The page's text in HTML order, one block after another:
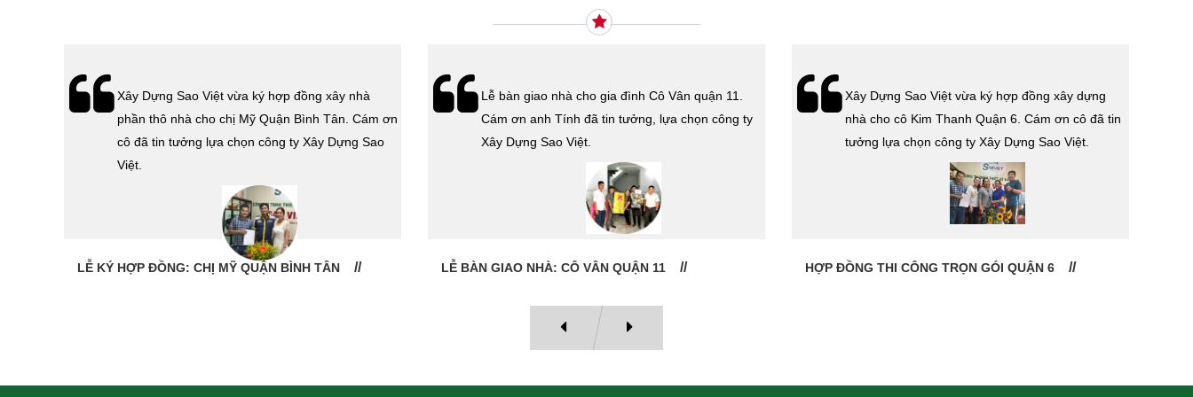
Lễ bàn giao nhà cho gia đình Cô Vân quận 11.
Cám ơn anh Tính đã tin tưởng, lựa chọn công ty
Xây Dựng Sao Việt.
LỄ BÀN GIAO NHÀ: CÔ VÂN QUẬN 11
Xây Dựng Sao Việt vừa ký hợp đồng xây dựng
nhà cho cô Kim Thanh Quận 6. Cám ơn cô đã tin
tưởng lựa chọn công ty Xây Dựng Sao Việt.
HỢP ĐỒNG THI CÔNG TRỌN GÓI QUẬN 6
Lễ bàn giao nhà cho gia đình anh Tính quận 3.
Cám ơn anh Tính đã tin tưởng, lựa chọn công ty
Xây Dựng Sao Việt.
CHỦ ĐẦU TƯ: ANH TÍNH QUẬN 3